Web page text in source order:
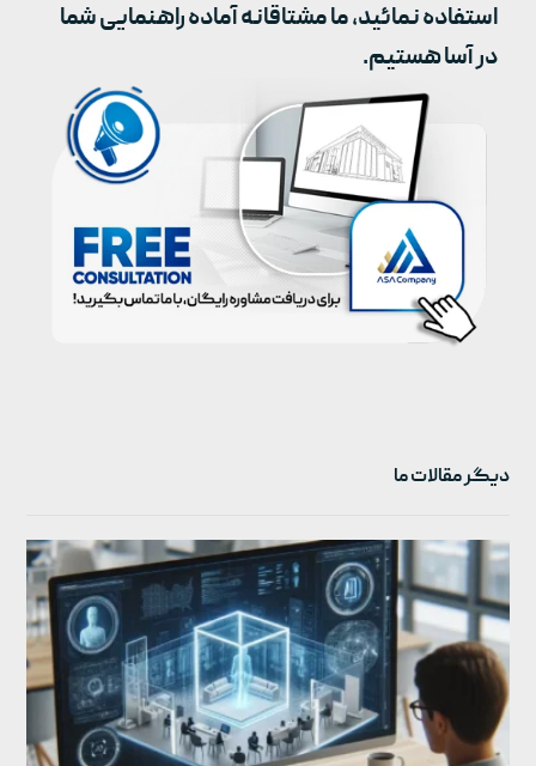
استفاده نمائید، ما مشتاقانه آماده راهنمایی شما
در آسا هستیم.
دیگر مقالات ما